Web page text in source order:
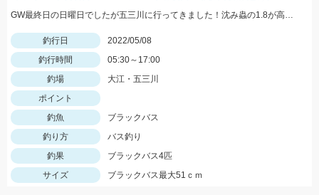
GW最終日の日曜日でしたが五三川に行ってきました！沈み蟲の1.8が高反応でした！沈み蟲1.8のズル引きで釣果を出せてオフセットフックなので根掛かりも少なくてオススメですよ！
釣行日
2022/05/08
釣行時間
05:30～17:00
釣場
大江・五三川
ポイント
釣魚
ブラックバス
釣り方
バス釣り
釣果
ブラックバス4匹
サイズ
ブラックバス最大51ｃｍ